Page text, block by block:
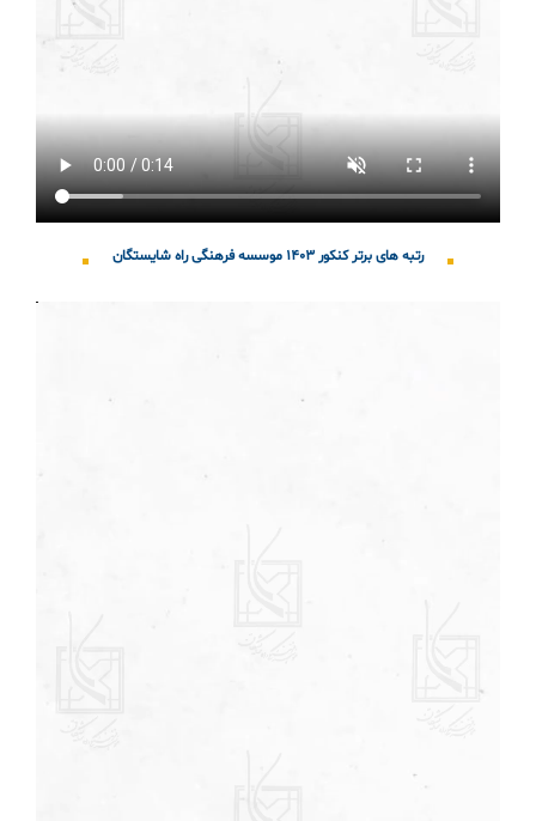
رتبه های برتر کنکور ۱۴۰۳ موسسه فرهنگی راه شایستگان